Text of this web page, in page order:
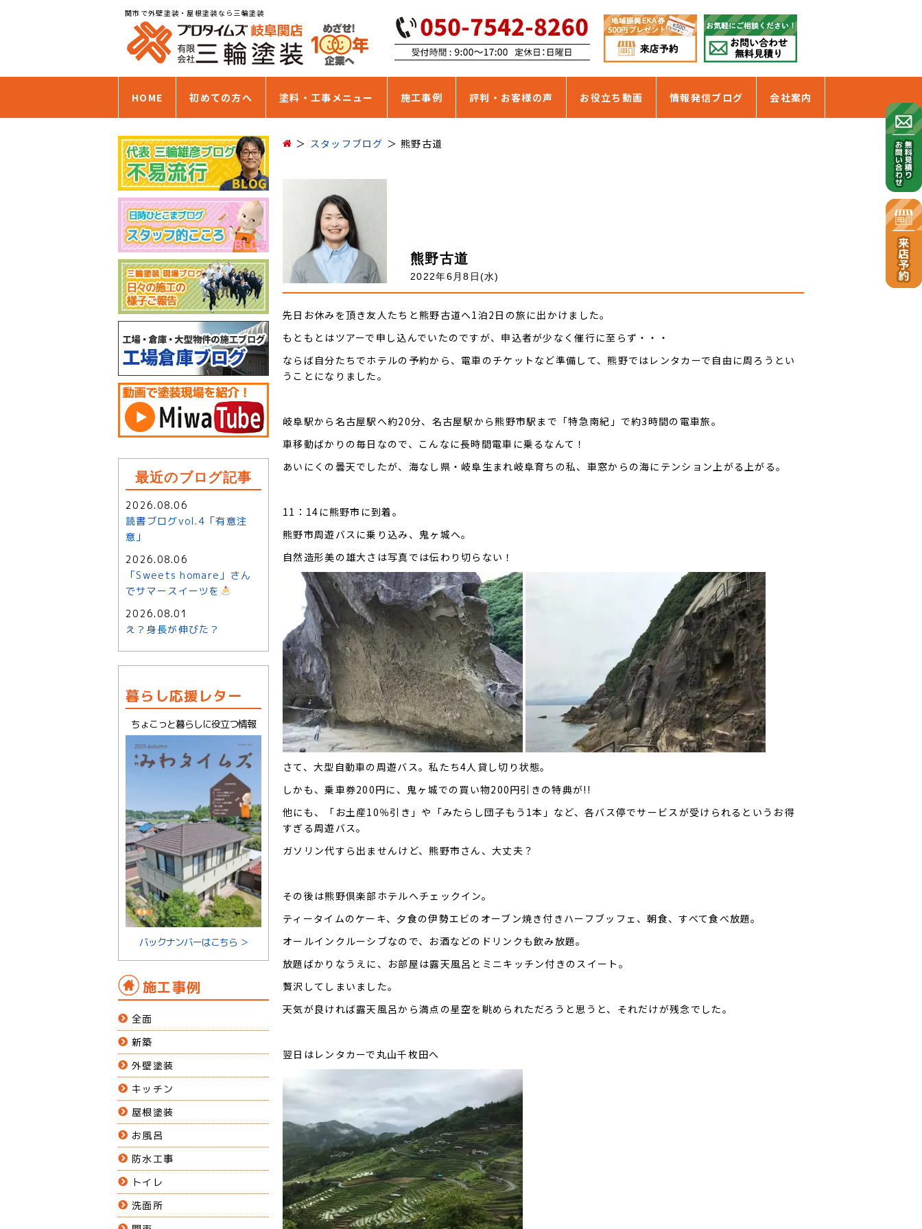
関市で外壁塗装・屋根塗装なら三輪塗装
HOME 初めての方へ 塗料・工事メニュー 施工事例 評判・お客様の声 お役立ち動画 情報発信ブログ 会社案内
スタッフブログ 熊野古道
熊野古道
2022年6月8日(水)
先日お休みを頂き友人たちと熊野古道へ1泊2日の旅に出かけました。
もともとはツアーで申し込んでいたのですが、申込者が少なく催行に至らず・・・
ならば自分たちでホテルの予約から、電車のチケットなど準備して、熊野ではレンタカーで自由に周ろうとい
うことになりました。
岐阜駅から名古屋駅へ約20分、名古屋駅から熊野市駅まで「特急南紀」で約3時間の電車旅。
車移動ばかりの毎日なので、こんなに長時間電車に乗るなんて！
あいにくの曇天でしたが、海なし県・岐阜生まれ岐阜育ちの私、車窓からの海にテンション上がる上がる。
11：14に熊野市に到着。
熊野市周遊バスに乗り込み、鬼ヶ城へ。
自然造形美の雄大さは写真では伝わり切らない！
さて、大型自動車の周遊バス。私たち4人貸し切り状態。
しかも、乗車券200円に、鬼ヶ城での買い物200円引きの特典が!!
他にも、「お土産10％引き」や「みたらし団子もう1本」など、各バス停でサービスが受けられるというお得
すぎる周遊バス。
ガソリン代すら出ませんけど、熊野市さん、大丈夫？
その後は熊野倶楽部ホテルへチェックイン。
ティータイムのケーキ、夕食の伊勢エビのオーブン焼き付きハーフブッフェ、朝食、すべて食べ放題。
オールインクルーシブなので、お酒などのドリンクも飲み放題。
放題ばかりなうえに、お部屋は露天風呂とミニキッチン付きのスイート。
贅沢してしまいました。
天気が良ければ露天風呂から満点の星空を眺められただろうと思うと、それだけが残念でした。
翌日はレンタカーで丸山千枚田へ
最近のブログ記事
2026.08.06
読書ブログvol.4「有意注
意」
2026.08.06
「Sweets homare」さん
でサマースイーツを
2026.08.01
え？身長が伸びた？
暮らし応援レター
ちょこっと暮らしに役立つ情報
バックナンバーはこちら ＞
施工事例
全面
新築
外壁塗装
キッチン
屋根塗装
お風呂
防水工事
トイレ
洗面所